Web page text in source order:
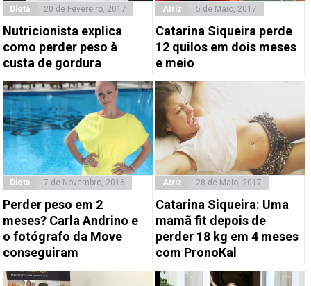
Dieta 20 de Fevereiro, 2017
Nutricionista explica
como perder peso à
custa de gordura
Atriz 5 de Maio, 2017
Catarina Siqueira perde
12 quilos em dois meses
e meio
Dieta 7 de Novembro, 2016
Perder peso em 2
meses? Carla Andrino e
o fotógrafo da Move
conseguiram
Atriz 28 de Maio, 2017
Catarina Siqueira: Uma
mamã fit depois de
perder 18 kg em 4 meses
com PronoKal